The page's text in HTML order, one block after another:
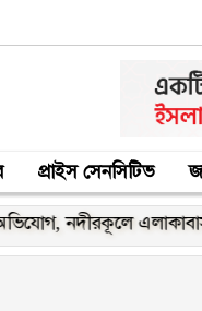
প্রাইস সেনসিটিভ
এলাকাবাসীর